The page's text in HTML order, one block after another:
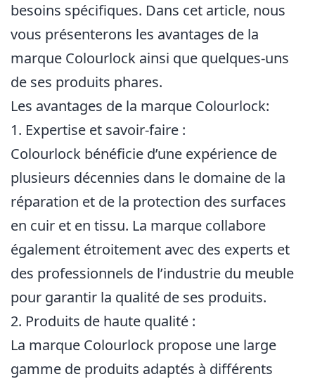
besoins spécifiques. Dans cet article, nous
vous présenterons les avantages de la
marque Colourlock ainsi que quelques-uns
de ses produits phares.
Les avantages de la marque Colourlock:
1. Expertise et savoir-faire :
Colourlock bénéficie d’une expérience de
plusieurs décennies dans le domaine de la
réparation et de la protection des surfaces
en cuir et en tissu. La marque collabore
également étroitement avec des experts et
des professionnels de l’industrie du meuble
pour garantir la qualité de ses produits.
2. Produits de haute qualité :
La marque Colourlock propose une large
gamme de produits adaptés à différents